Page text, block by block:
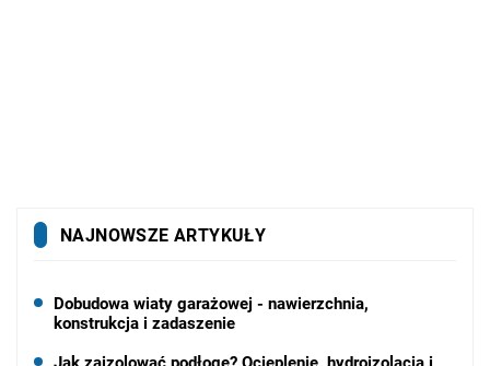
NAJNOWSZE ARTYKUŁY
Dobudowa wiaty garażowej - nawierzchnia,
konstrukcja i zadaszenie